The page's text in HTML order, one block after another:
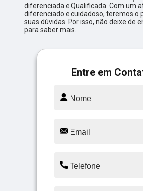
diferenciada e Qualificada. Com um
diferenciado e cuidadoso, teremos o
suas dúvidas. Por isso, não deixe de
para saber mais.
Entre em